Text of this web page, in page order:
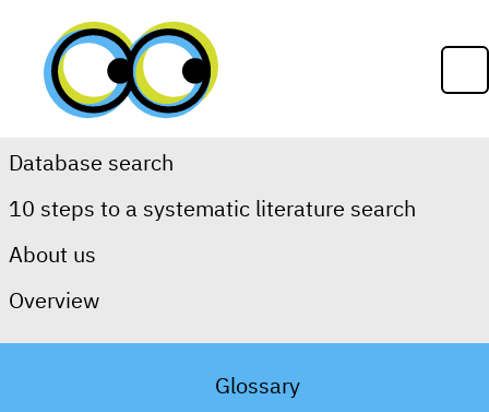
Database search
10 steps to a systematic literature search
About us
Overview
Glossary